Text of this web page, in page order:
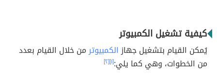
كيفية تشغيل الكمبيوتر
يُمكن القيام بتشغيل جهازالكمبيوترمن خلال القيام بعدد
من الخطوات، وهي كما يلي:[١] [٢]